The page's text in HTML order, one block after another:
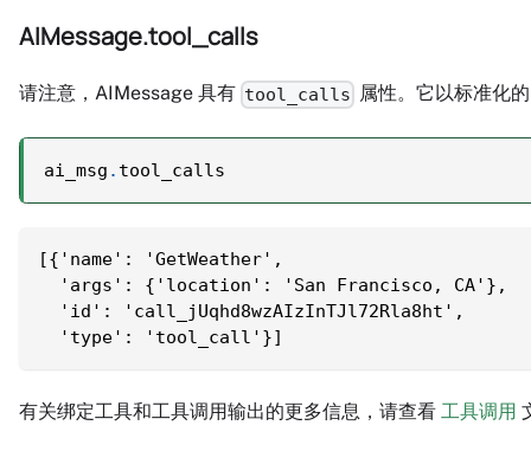
AIMessage.tool_calls
请注意，AIMessage 具有 tool_calls 属性。它以标准化
ai_msg . tool_calls
[{'name': 'GetWeather',
  'args': {'location': 'San Francisco, CA'},
  'id': 'call_jUqhd8wzAIzInTJl72Rla8ht',
  'type': 'tool_call'}]
有关绑定工具和工具调用输出的更多信息，请查看 工具调用